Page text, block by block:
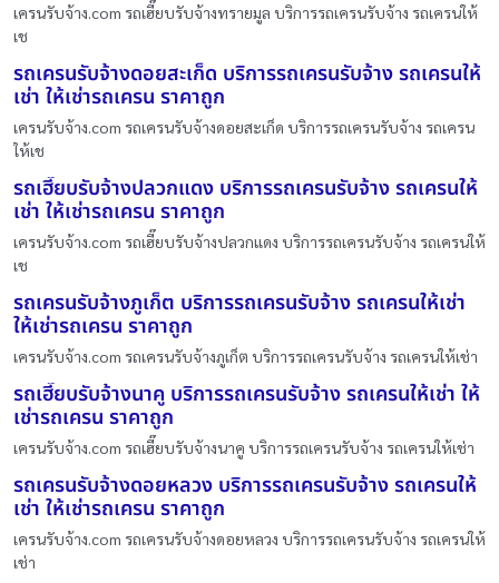
เครนรับจ้าง.com รถเฮี๊ยบรับจ้างทรายมูล บริการรถเครนรับจ้าง รถเครนให้
เช
รถเครนรับจ้างดอยสะเก็ด บริการรถเครนรับจ้าง รถเครนให้
เช่า ให้เช่ารถเครน ราคาถูก
เครนรับจ้าง.com รถเครนรับจ้างดอยสะเก็ด บริการรถเครนรับจ้าง รถเครน
ให้เช
รถเฮี๊ยบรับจ้างปลวกแดง บริการรถเครนรับจ้าง รถเครนให้
เช่า ให้เช่ารถเครน ราคาถูก
เครนรับจ้าง.com รถเฮี๊ยบรับจ้างปลวกแดง บริการรถเครนรับจ้าง รถเครนให้
เช
รถเครนรับจ้างภูเก็ต บริการรถเครนรับจ้าง รถเครนให้เช่า
ให้เช่ารถเครน ราคาถูก
เครนรับจ้าง.com รถเครนรับจ้างภูเก็ต บริการรถเครนรับจ้าง รถเครนให้เช่า
รถเฮี๊ยบรับจ้างนาคู บริการรถเครนรับจ้าง รถเครนให้เช่า ให้
เช่ารถเครน ราคาถูก
เครนรับจ้าง.com รถเฮี๊ยบรับจ้างนาคู บริการรถเครนรับจ้าง รถเครนให้เช่า
รถเครนรับจ้างดอยหลวง บริการรถเครนรับจ้าง รถเครนให้
เช่า ให้เช่ารถเครน ราคาถูก
เครนรับจ้าง.com รถเครนรับจ้างดอยหลวง บริการรถเครนรับจ้าง รถเครนให้
เช่า